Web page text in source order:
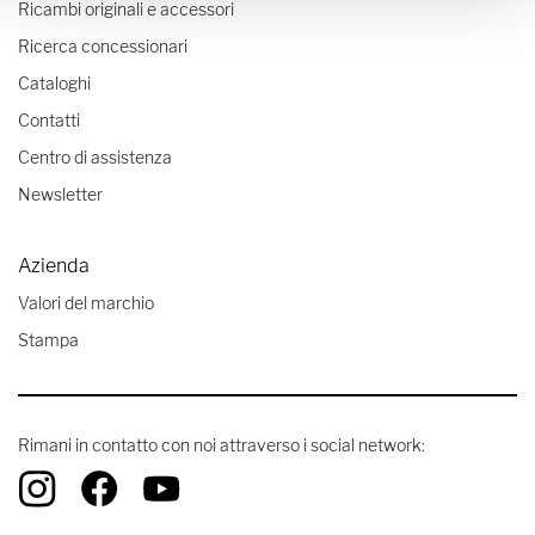
Ricambi originali e accessori
Ricerca concessionari
Cataloghi
Contatti
Centro di assistenza
Newsletter
Azienda
Valori del marchio
Stampa
Rimani in contatto con noi attraverso i social network: